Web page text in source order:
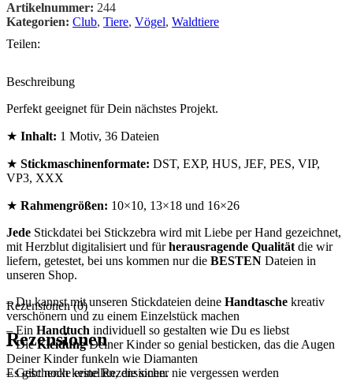
Artikelnummer: 244
Kategorien: Club, Tiere, Vögel, Waldtiere
Teilen:
Beschreibung
Perfekt geeignet für Dein nächstes Projekt.
★ Inhalt: 1 Motiv, 36 Dateien
★ Stickmaschinenformate: DST, EXP, HUS, JEF, PES, VIP,
VP3, XXX
★ Rahmengrößen: 10×10, 13×18 und 16×26
Jede Stickdatei bei Stickzebra wird mit Liebe per Hand gezeichnet,
mit Herzblut digitalisiert und fürherausragende Qualität die wir
liefern, getestet, bei uns kommen nur die BESTEN Dateien in
unseren Shop.
– Du kannst mit unseren Stickdateien deine Handtasche kreativ
verschönern und zu einem Einzelstück machen
– Ein Handtuch individuell so gestalten wie Du es liebst
– DieKleidungDeiner Kinder so genial besticken, das die Augen
Deiner Kinder funkeln wie Diamanten
– Geschenke erstellen, die sicher nie vergessen werden
Rezensionen (0)
Rezensionen
Es gibt noch keine Rezensionen.